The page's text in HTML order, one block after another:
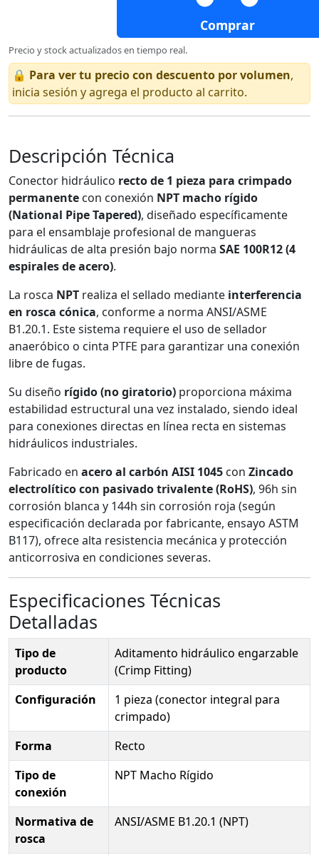
Comprar
Precio y stock actualizados en tiempo real.
🔒 Para ver tu precio con descuento por volumen,
inicia sesión y agrega el producto al carrito.
Descripción Técnica
Conector hidráulico recto de 1 pieza para crimpado
permanente con conexión NPT macho rígido
(National Pipe Tapered), diseñado específicamente
para el ensamblaje profesional de mangueras
hidráulicas de alta presión bajo norma SAE 100R12 (4
espirales de acero).
La rosca NPT realiza el sellado mediante interferencia
en rosca cónica, conforme a norma ANSI/ASME
B1.20.1. Este sistema requiere el uso de sellador
anaeróbico o cinta PTFE para garantizar una conexión
libre de fugas.
Su diseño rígido (no giratorio) proporciona máxima
estabilidad estructural una vez instalado, siendo ideal
para conexiones directas en línea recta en sistemas
hidráulicos industriales.
Fabricado en acero al carbón AISI 1045 con Zincado
electrolítico con pasivado trivalente (RoHS), 96h sin
corrosión blanca y 144h sin corrosión roja (según
especificación declarada por fabricante, ensayo ASTM
B117), ofrece alta resistencia mecánica y protección
anticorrosiva en condiciones severas.
Especificaciones Técnicas
Detalladas
Tipo de
producto
Aditamento hidráulico engarzable
(Crimp Fitting)
Configuración
1 pieza (conector integral para
crimpado)
Forma
Recto
Tipo de
conexión
NPT Macho Rígido
Normativa de
rosca
ANSI/ASME B1.20.1 (NPT)